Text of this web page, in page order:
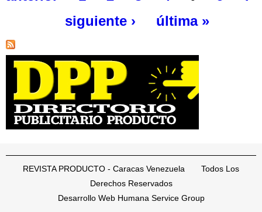
siguiente ›
última »
REVISTA PRODUCTO - Caracas Venezuela Todos Los
Derechos Reservados
Desarrollo Web Humana Service Group